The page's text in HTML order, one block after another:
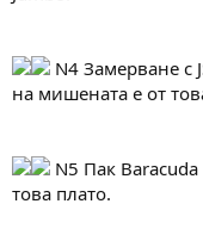
N4 Замерване с
на мишената е от
N5 Пак
това плато.